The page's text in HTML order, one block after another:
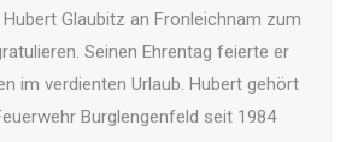
Glaubitz an Fronleichnam zum
Seinen Ehrentag feierte er
im verdienten Urlaub. Hubert gehört
Burglengenfeld seit 1984